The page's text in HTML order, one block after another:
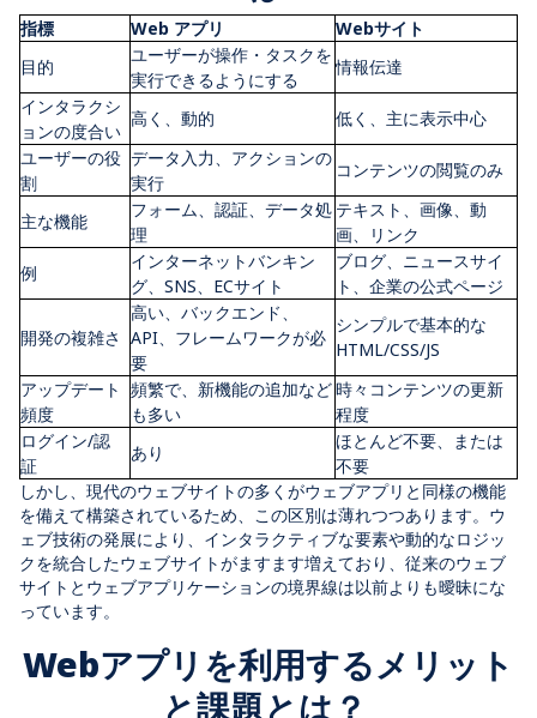
指標 Web アプリ Webサイト
目的
ユーザーが操作・タスクを
実行できるようにする
情報伝達
インタラクシ
ョンの度合い
高く、動的
低く、主に表示中心
ユーザーの役
割
データ入力、アクションの
実行
コンテンツの閲覧のみ
主な機能
フォーム、認証、データ処
理
テキスト、画像、動
画、リンク
例
インターネットバンキン
グ、 SNS、ECサイト
ブログ、ニュースサイ
ト、企業の公式ページ
開発の複雑さ
高い、バックエンド、
API 、フレームワークが必
要
シンプルで基本的な
HTML/CSS/JS
アップデート
頻度
頻繁で、新機能の追加など
も多い
時々コンテンツの更新
程度
ログイン/認
証
あり
ほとんど不要、または
不要
しかし、現代のウェブサイトの多くがウェブアプリと同様の機能
を備えて構築されているため、この区別は薄れつつあります。ウ
ェブ技術の発展により、インタラクティブな要素や動的なロジッ
クを統合したウェブサイトがますます増えており、従来のウェブ
サイトとウェブアプリケーションの境界線は以前よりも曖昧にな
っています。
Webアプリを利用するメリット
と課題とは？